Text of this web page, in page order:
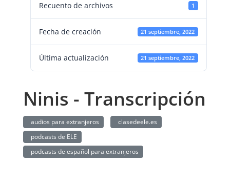
Recuento de archivos 1
Fecha de creación 21 septiembre, 2022
Última actualización 21 septiembre, 2022
Ninis - Transcripción
audios para extranjeros
clasedeele.es
podcasts de ELE
podcasts de español para extranjeros